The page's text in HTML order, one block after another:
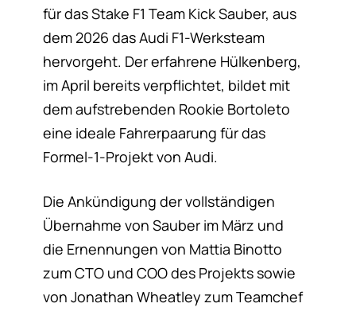
für das Stake F1 Team Kick Sauber, aus
dem 2026 das Audi F1-Werksteam
hervorgeht. Der erfahrene Hülkenberg,
im April bereits verpflichtet, bildet mit
dem aufstrebenden Rookie Bortoleto
eine ideale Fahrerpaarung für das
Formel-1-Projekt von Audi.
Die Ankündigung der vollständigen
Übernahme von Sauber im März und
die Ernennungen von Mattia Binotto
zum CTO und COO des Projekts sowie
von Jonathan Wheatley zum Teamchef